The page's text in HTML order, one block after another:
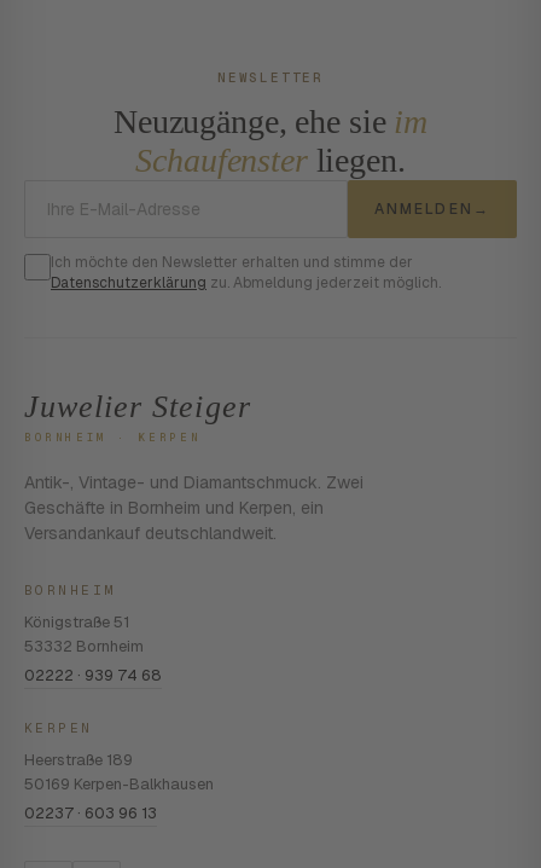
NEWSLETTER
Neuzugänge, ehe sie im
Schaufensterliegen.
ANMELDEN →
Ich möchte den Newsletter erhalten und stimme der
Datenschutzerklärung zu. Abmeldung jederzeit möglich.
Juwelier Steiger
BORNHEIM · KERPEN
Antik-, Vintage- und Diamantschmuck. Zwei
Geschäfte in Bornheim und Kerpen, ein
Versandankauf deutschlandweit.
BORNHEIM
Königstraße 51
53332 Bornheim
02222 · 939 74 68
KERPEN
Heerstraße 189
50169 Kerpen-Balkhausen
02237 · 603 96 13